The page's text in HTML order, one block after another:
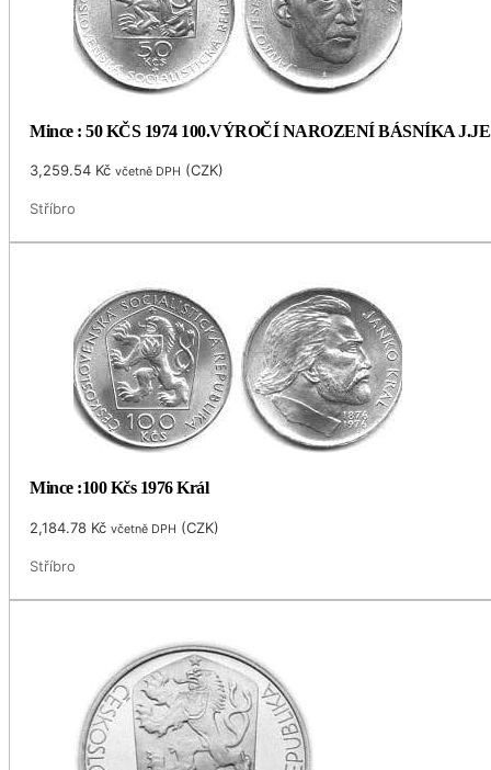
Mince : 50 KČS 1974 100.VÝROČÍ NAROZENÍ BÁSNÍKA
3,259.54 Kč včetně DPH (CZK)
Stříbro
Mince :100 Kčs 1976 Král
2,184.78 Kč včetně DPH (CZK)
Stříbro